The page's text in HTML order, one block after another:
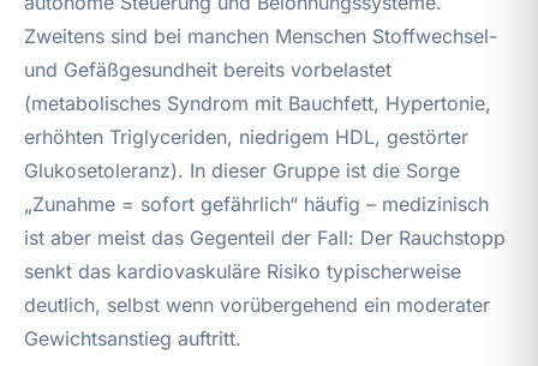
Zweitens sind bei manchen Menschen Stoffwechsel-
und Gefäßgesundheit bereits vorbelastet
(metabolisches Syndrom mit Bauchfett, Hypertonie,
erhöhten Triglyceriden, niedrigem HDL, gestörter
Glukosetoleranz). In dieser Gruppe ist die Sorge
„Zunahme = sofort gefährlich“ häufig – medizinisch
ist aber meist das Gegenteil der Fall: Der Rauchstopp
senkt das kardiovaskuläre Risiko typischerweise
deutlich, selbst wenn vorübergehend ein moderater
Gewichtsanstieg auftritt.